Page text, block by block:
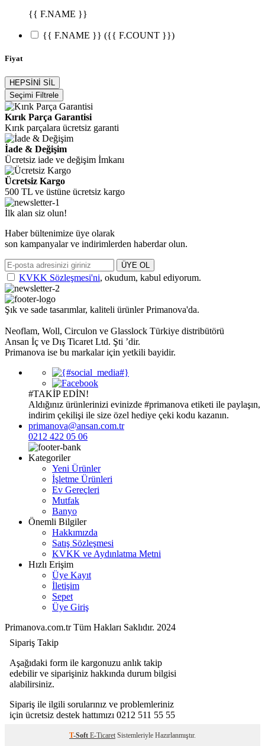
{{ F.NAME }}
{{ F.NAME }} ({{ F.COUNT }})
Fiyat
HEPSİNİ SİL
Seçimi Filtrele
Kırık Parça Garantisi
Kırık parçalara ücretsiz garanti
İade & Değişim
Ücretsiz iade ve değişim İmkanı
Ücretsiz Kargo
500 TL ve üstüne ücretsiz kargo
İlk alan siz olun!
Haber bültenimize üye olarak
son kampanyalar ve indirimlerden haberdar olun.
ÜYE OL
KVKK Sözleşmesi'ni, okudum, kabul ediyorum.
Şık ve sade tasarımlar, kaliteli ürünler Primanova'da.
Neoflam, Woll, Circulon ve Glasslock Türkiye distribütörü
Ansan İç ve Dış Ticaret Ltd. Şti ’dir.
Primanova ise bu markalar için yetkili bayidir.
#TAKİP EDİN!
Aldığınız ürünlerinizi evinizde #primanova etiketi ile paylaşın,
indirim çekilişi ile size özel hediye çeki kodu kazanın.
primanova@ansan.com.tr
0212 422 05 06
Kategoriler
Yeni Ürünler
İşletme Ürünleri
Ev Gereçleri
Mutfak
Banyo
Önemli Bilgiler
Hakkımızda
Satış Sözleşmesi
KVKK ve Aydınlatma Metni
Hızlı Erişim
Üye Kayıt
İletişim
Sepet
Üye Giriş
Primanova.com.tr Tüm Hakları Saklıdır. 2024
T-Soft E-Ticaret Sistemleriyle Hazırlanmıştır.